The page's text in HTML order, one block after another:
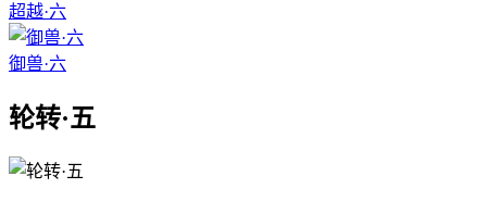
超越·六
御兽·六
轮转·五